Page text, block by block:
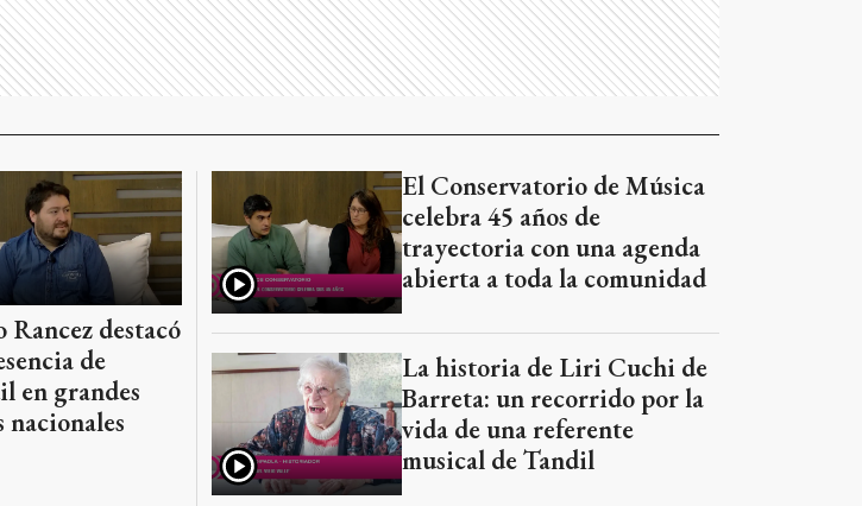
Rancez destacó
de
en grandes
nacionales
El Conservatorio de Música
celebra 45 años de
trayectoria con una agenda
abierta a toda la comunidad
La historia de Liri Cuchi de
Barreta: un recorrido por la
vida de una referente
musical de Tandil